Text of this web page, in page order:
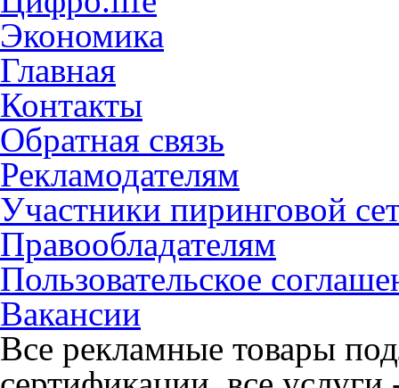
Экономика
Главная
Контакты
Обратная связь
Рекламодателям
Участники пиринговой
Правообладателям
Пользовательское
Вакансии
Все рекламные товары